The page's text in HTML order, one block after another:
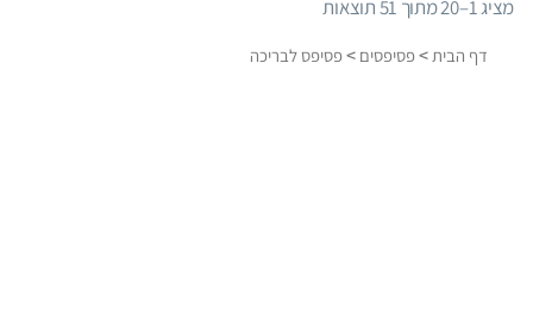
מציג 1–20 מתוך 51 תוצאות
ממוין
פופולריות
דף הבית>פסיפסים >פסיפס לבריכה